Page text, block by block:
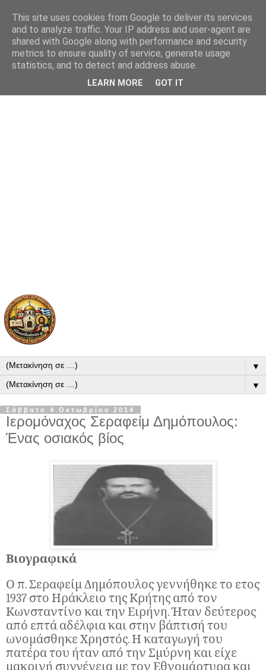
▼
▼
Σάββατο 4 Οκτωβρίου 2014
Ιερομόναχος Σεραφείμ Δημόπουλος:
Ένας οσιακός βίος
Βιογραφικά
Ο π. Σεραφείμ Δημόπουλος γεννήθηκε το ετος
1937 στο Ηράκλειο της Κρήτης από τον
Κωνσταντίνο και την Ειρήνη. Ήταν δεύτερος
από επτά αδέλφια και στην βάπτισή του
ωνομάσθηκε Χρηστός. Η καταγωγή του
πατέρα του ήταν από την Σμύρνη και είχε
μακρινή συγγένεια με τον Εθνομάρτυρα και
This site uses cookies from Google to deliver its services
and to analyze traffic. Your IP address and user-agent are
shared with Google along with performance and security
metrics to ensure quality of service, generate usage
statistics, and to detect and address abuse.
LEARN MORE GOT IT